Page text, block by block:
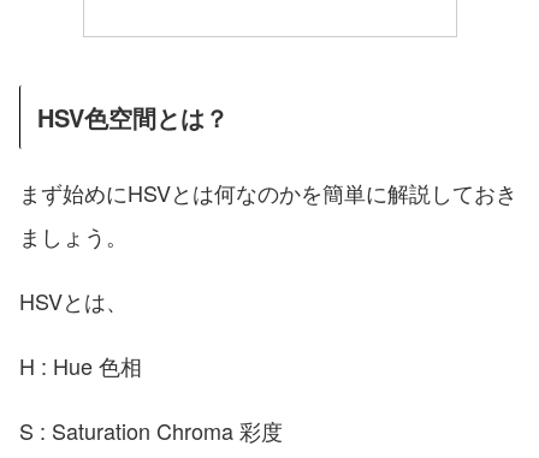
HSV色空間とは？
まず始めにHSVとは何なのかを簡単に解説しておき
ましょう。
HSVとは、
H : Hue 色相
S : Saturation Chroma 彩度